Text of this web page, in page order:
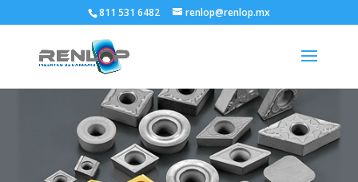
811 531 6482 renlop@renlop.mx